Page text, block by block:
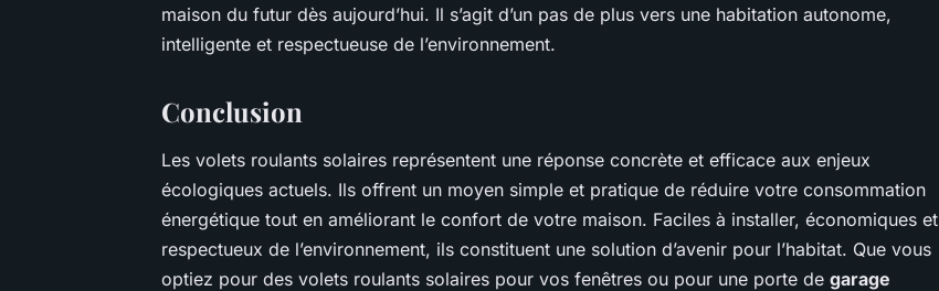
maison du futur dès aujourd’hui. Il s’agit d’un pas de plus vers une habitation autonome,
intelligente et respectueuse de l’environnement.
Conclusion
Les volets roulants solaires représentent une réponse concrète et efficace aux enjeux
écologiques actuels. Ils offrent un moyen simple et pratique de réduire votre consommation
énergétique tout en améliorant le confort de votre maison. Faciles à installer, économiques et
respectueux de l’environnement, ils constituent une solution d’avenir pour l’habitat. Que vous
optiez pour des volets roulants solaires pour vos fenêtres ou pour une porte de garage